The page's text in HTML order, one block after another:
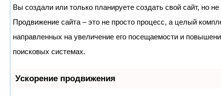
Вы создали или только планируете создать свой сайт, но не
Продвижение сайта – это не просто процесс, а целый
направленных на увеличение его посещаемости и
поисковых системах.
Ускорение продвижения